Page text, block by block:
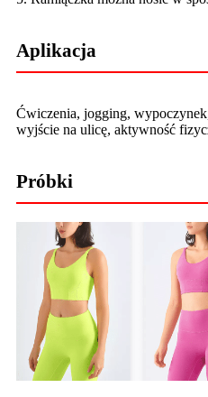
Aplikacja
Ćwiczenia, jogging,
wyjście na ulicę, aktywność
Próbki